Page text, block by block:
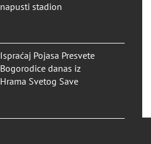
napusti stadion
Ispraćaj Pojasa Presvete
Bogorodice danas iz
Hrama Svetog Save